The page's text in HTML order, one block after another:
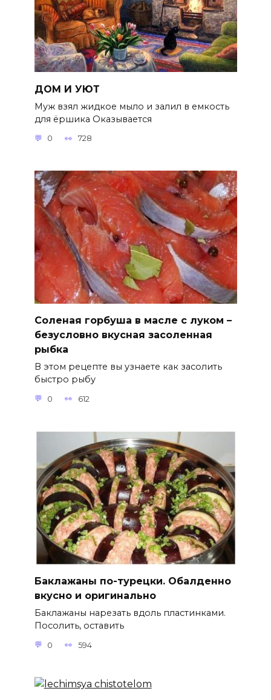
ДОМ И УЮТ
Муж взял жидкое мыло и залил в емкость
для ёршика Оказывается
0 728
Соленая горбуша в масле с луком –
безусловно вкусная засоленная
рыбка
В этом рецепте вы узнаете как засолить
быстро рыбу
0 612
Баклажаны по-турецки. Обалденно
вкусно и оригинально
Баклажаны нарезать вдоль пластинками.
Посолить, оставить
0 594